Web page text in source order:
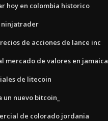
hoy en colombia historico
ninjatrader
de acciones de lance inc
mercado de valores en jamaica
de litecoin
un nuevo bitcoin_
de colorado jordania